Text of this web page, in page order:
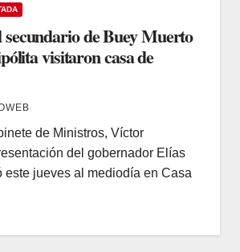
de Buey Muerto
visitaron casa de
de Ministros, Víctor
del gobernador Elías
este jueves al mediodía en Casa